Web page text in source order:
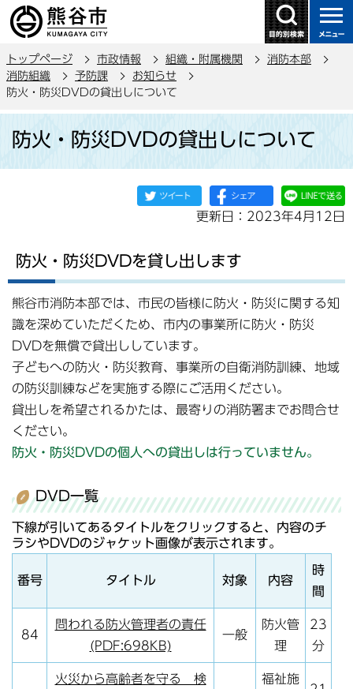
の
ー
ジ
で
トップページ 市政情報 組織・附属機関
消防本部
消防組織
予防課
お知らせ
防火・防災DVDの貸出しについて
防火・防災DVDの貸出しについて
更新日：2023年4月12日
防火・防災DVDを貸し出します
熊谷市消防本部では、市民の皆様に防火・防災に関する知
識を深めていただくため、市内の事業所に防火・防災
DVDを無償で貸出ししています。
子どもへの防火・防災教育、事業所の自衛消防訓練、地域
の防災訓練などを実施する際にご活用ください。
貸出しを希望されるかたは、最寄りの消防署までお問合せ
ください。
防火・防災DVDの個人への貸出しは行っていません。
DVD一覧
下線が引いてあるタイトルをクリックすると、内容のチ
ラシやDVDのジャケット画像が表示されます。
番号 タイトル 対象 内容
時
間
84
問われる防火管理者の責任
(PDF:698KB)
一般
防火管
理
23
分
火災から高齢者を守る 検
福祉施